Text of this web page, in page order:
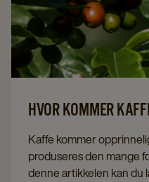
HVOR KOMMER
Kaffe kommer
produseres den mange
denne artikkelen kan du